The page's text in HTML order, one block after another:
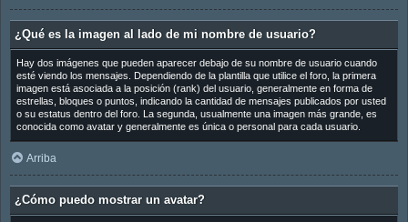
¿Qué es la imagen al lado de mi nombre de usuario?
Hay dos imágenes que pueden aparecer debajo de su nombre de usuario cuando
esté viendo los mensajes. Dependiendo de la plantilla que utilice el foro, la primera
imagen está asociada a la posición (rank) del usuario, generalmente en forma de
estrellas, bloques o puntos, indicando la cantidad de mensajes publicados por usted
o su estatus dentro del foro. La segunda, usualmente una imagen más grande, es
conocida como avatar y generalmente es única o personal para cada usuario.
Arriba
¿Cómo puedo mostrar un avatar?